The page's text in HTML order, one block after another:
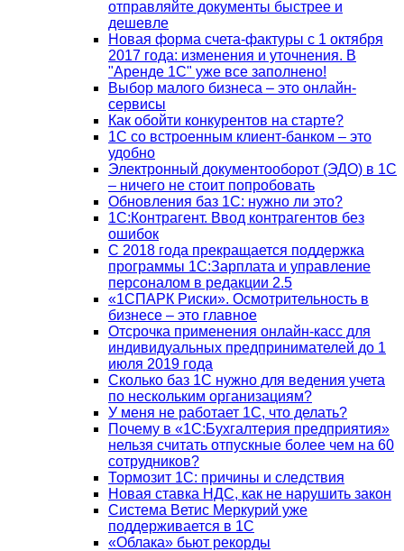
отправляйте документы быстрее и
дешевле
Новая форма счета-фактуры с 1 октября
2017 года: изменения и уточнения. В
"Аренде 1С" уже все заполнено!
Выбор малого бизнеса – это онлайн-
сервисы
Как обойти конкурентов на старте?
1C со встроенным клиент-банком – это
удобно
Электронный документооборот (ЭДО) в 1С
– ничего не стоит попробовать
Обновления баз 1С: нужно ли это?
1С:Контрагент. Ввод контрагентов без
ошибок
С 2018 года прекращается поддержка
программы 1С:Зарплата и управление
персоналом в редакции 2.5
«1СПАРК Риски». Осмотрительность в
бизнесе – это главное
Отсрочка применения онлайн-касс для
индивидуальных предпринимателей до 1
июля 2019 года
Сколько баз 1C нужно для ведения учета
по нескольким организациям?
У меня не работает 1С, что делать?
Почему в «1С:Бухгалтерия предприятия»
нельзя считать отпускные более чем на 60
сотрудников?
Тормозит 1C: причины и следствия
Новая ставка НДС, как не нарушить закон
Система Ветис Меркурий уже
поддерживается в 1С
«Облака» бьют рекорды